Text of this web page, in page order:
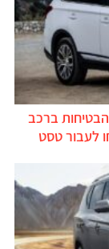
ברכב
טסט